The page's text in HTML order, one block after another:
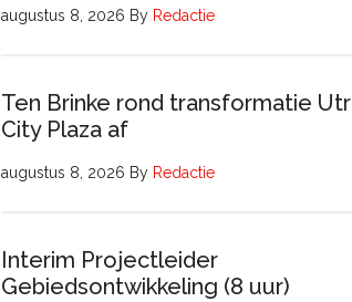
augustus 8, 2026 By Redactie
Ten Brinke rond transformatie
City Plaza af
augustus 8, 2026 By Redactie
Interim Projectleider
Gebiedsontwikkeling (8 uur)